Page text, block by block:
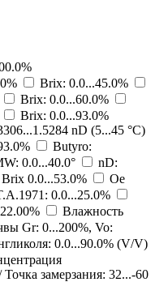
Brix: 0.0...45.0%
Brix: 0.0...60.0%
Brix: 0.0...93.0%
nD (5...45 °C)
Butyro:
0.0...40.0°
nD:
0.0...53.0%
Oe
0.0...25.0%
Влажность
Gr: 0...200%, Vo:
0.0...90.0% (V/V)
замерзания: 32...-60